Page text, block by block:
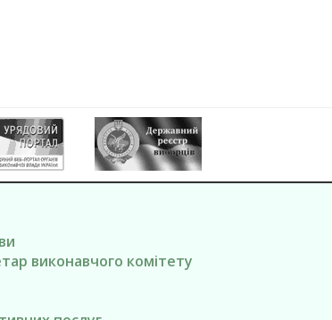
виконавчого комітету